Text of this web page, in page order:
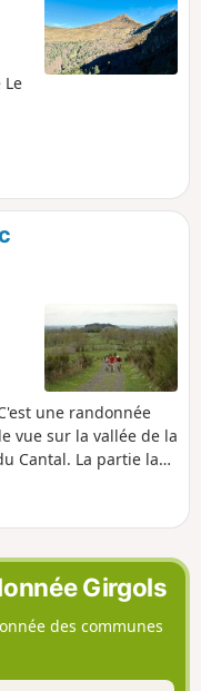
à
une randonnée
vue sur la vallée de la
Cantal. La partie la
Girgols
des communes